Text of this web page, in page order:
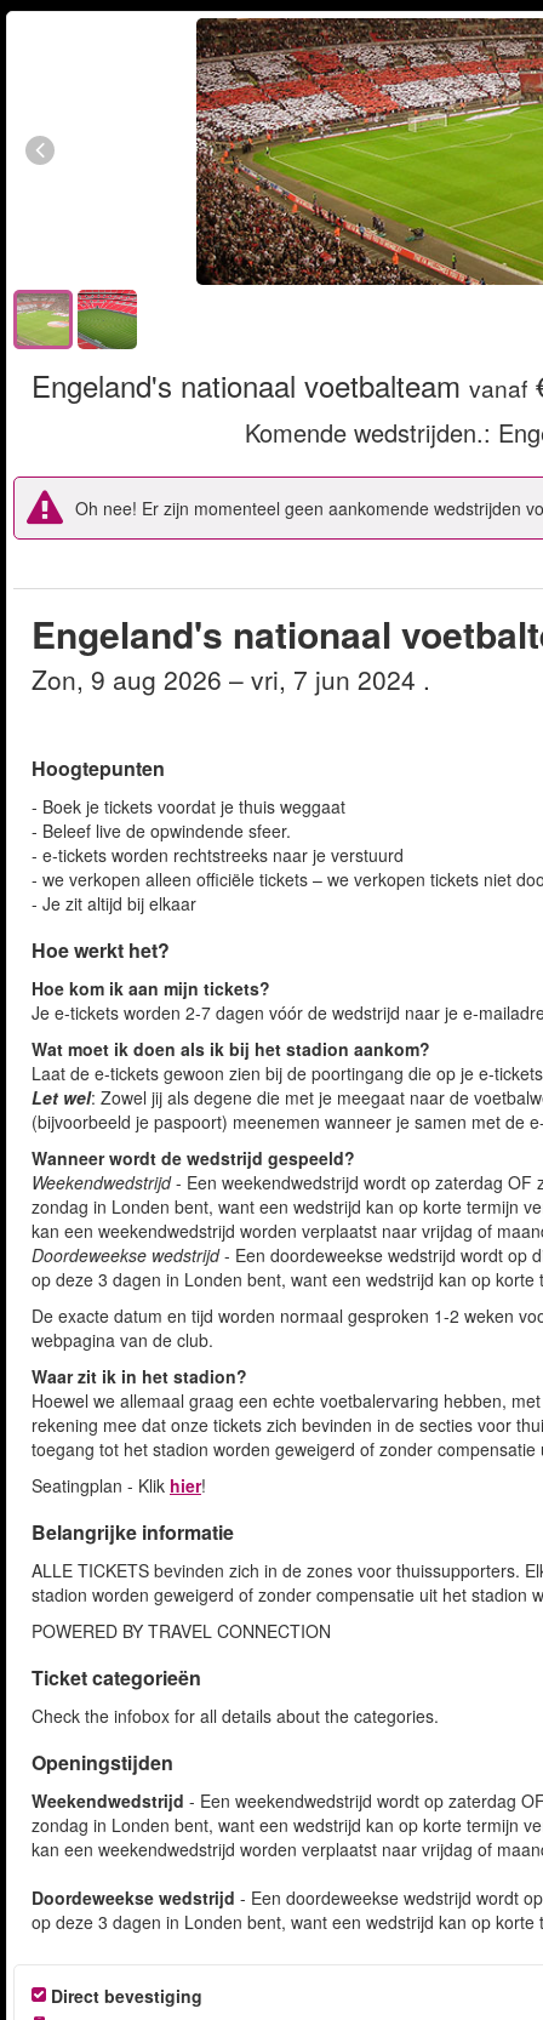
Engeland's nationaal voetbalteam vanaf
Komende wedstrijden.:
Oh nee! Er zijn momenteel geen aankomende wedstrijden
Engeland's nationaal
zon, 9 aug 2026 – vri, 7 jun 2024 .
Hoogtepunten
- Boek je tickets voordat je thuis weggaat
- Beleef live de opwindende sfeer.
- e-tickets worden rechtstreeks naar je verstuurd
- we verkopen alleen officiële tickets – we verkopen tickets niet
- Je zit altijd bij elkaar
Hoe werkt het?
Hoe kom ik aan mijn tickets?
Je e-tickets worden 2-7 dagen vóór de wedstrijd naar je e-
Wat moet ik doen als ik bij het stadion aankom?
Laat de e-tickets gewoon zien bij de poortingang die op je e-
Let wel: Zowel jij als degene die met je meegaat naar de
(bijvoorbeeld je paspoort) meenemen wanneer je samen met de
Wanneer wordt de wedstrijd gespeeld?
Weekendwedstrijd- Een weekendwedstrijd wordt op zaterdag OF
zondag in Londen bent, want een wedstrijd kan op korte termijn
kan een weekendwedstrijd worden verplaatst naar vrijdag of
Doordeweekse wedstrijd- Een doordeweekse wedstrijd wordt op
op deze 3 dagen in Londen bent, want een wedstrijd kan op
De exacte datum en tijd worden normaal gesproken 1-2 weken
webpagina van de club.
Waar zit ik in het stadion?
Hoewel we allemaal graag een echte voetbalervaring hebben,
rekening mee dat onze tickets zich bevinden in de secties voor
toegang tot het stadion worden geweigerd of zonder
Seatingplan - Klik hier!
Belangrijke informatie
ALLE TICKETS bevinden zich in de zones voor thuissupporters.
stadion worden geweigerd of zonder compensatie uit het stadion
POWERED BY TRAVEL CONNECTION
Ticket categorieën
Check the infobox for all details about the categories.
Openingstijden
Weekendwedstrijd - Een weekendwedstrijd wordt op zaterdag
zondag in Londen bent, want een wedstrijd kan op korte termijn
kan een weekendwedstrijd worden verplaatst naar vrijdag of
Doordeweekse wedstrijd - Een doordeweekse wedstrijd wordt
op deze 3 dagen in Londen bent, want een wedstrijd kan op
Direct bevestiging